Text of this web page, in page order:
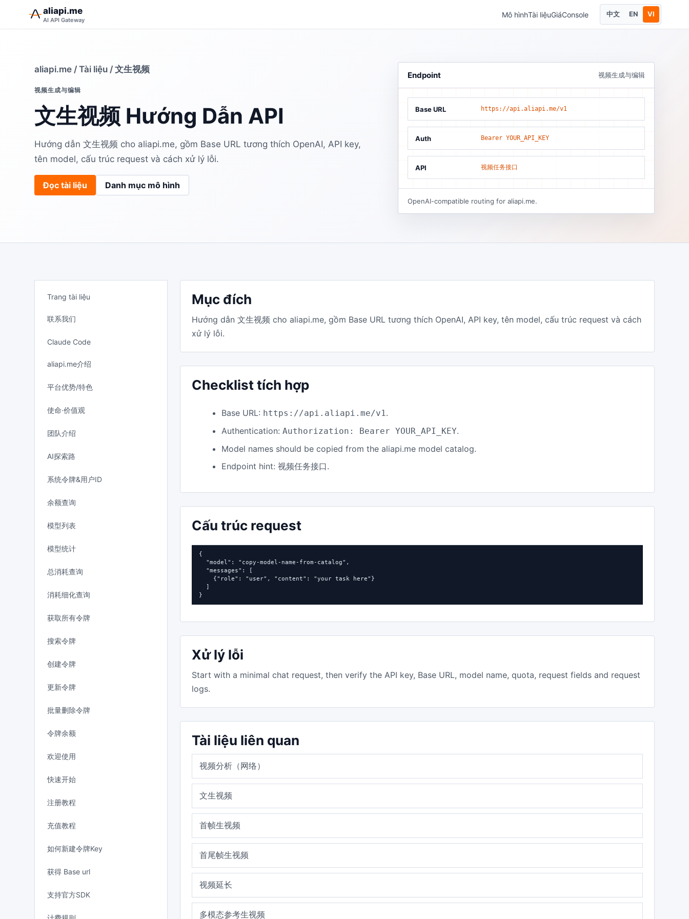
aliapi.me
AI API Gateway
Mô hìnhTài liệuGiáConsole 中文 EN VI
aliapi.me /Tài liệu / 文生视频
视频生成与编辑
文生视频 Hướng Dẫn API
Hướng dẫn 文生视频 cho aliapi.me, gồm Base URL tương thích OpenAI, API key,
tên model, cấu trúc request và cách xử lý lỗi.
Đọc tài liệu Danh mục mô hình
Endpoint 视频生成与编辑
Base URL https://api.aliapi.me/v1
Auth Bearer YOUR_API_KEY
API 视频任务接口
OpenAI-compatible routing for aliapi.me.
Trang tài liệu
联系我们
Claude Code
aliapi.me介绍
平台优势/特色
使命·价值观
团队介绍
AI探索路
系统令牌&用户ID
余额查询
模型列表
模型统计
总消耗查询
消耗细化查询
获取所有令牌
搜索令牌
创建令牌
更新令牌
批量删除令牌
令牌余额
欢迎使用
快速开始
注册教程
充值教程
如何新建令牌Key
获得 Base url
支持官方SDK
Mục đích
Hướng dẫn 文生视频 cho aliapi.me, gồm Base URL tương thích OpenAI, API key, tên model, cấu trúc request và cách
xử lý lỗi.
Checklist tích hợp
Base URL: https://api.aliapi.me/v1.
Authentication:Authorization: Bearer YOUR_API_KEY.
Model names should be copied from the aliapi.me model catalog.
Endpoint hint:视频任务接口.
Cấu trúc request
{
  "model": "copy-model-name-from-catalog",
  "messages": [
    {"role": "user", "content": "your task here"}
  ]
}
Xử lý lỗi
Start with a minimal chat request, then verify the API key, Base URL, model name, quota, request fields and request
logs.
Tài liệu liên quan
视频分析（网络）
文生视频
首帧生视频
首尾帧生视频
视频延长
多模态参考生视频